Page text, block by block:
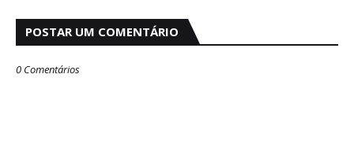
POSTAR UM COMENTÁRIO
0 Comentários